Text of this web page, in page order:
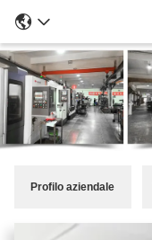
Profilo aziendale